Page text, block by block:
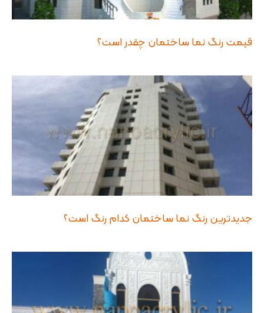
قیمت رنگ نما ساختمان چقدر است؟
جدیدترین رنگ نما ساختمان کدام رنگ است؟